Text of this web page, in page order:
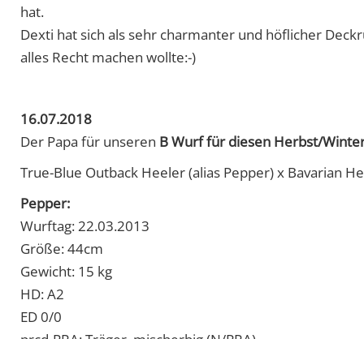
hat.
Dexti hat sich als sehr charmanter und höflicher
alles Recht machen wollte:-)
16.07.2018
Der Papa für unseren B Wurf für diesen Herbst/
True-Blue Outback Heeler (alias Pepper) x Bavarian
Pepper:
Wurftag: 22.03.2013
Größe: 44cm
Gewicht: 15 kg
HD: A2
ED 0/0